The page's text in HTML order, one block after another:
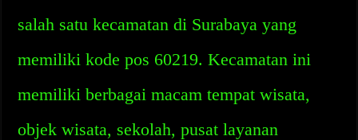
salah satu kecamatan di Surabaya yang
memiliki kode pos 60219. Kecamatan ini
memiliki berbagai macam tempat wisata,
objek wisata, sekolah, pusat layanan